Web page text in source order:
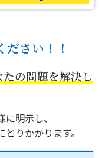
さい！！
の問題を解決し
明示し、
りかかります。